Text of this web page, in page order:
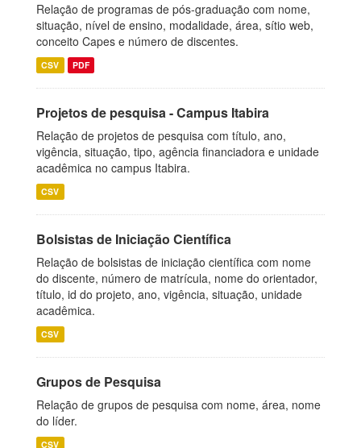
Relação de programas de pós-graduação com nome,
situação, nível de ensino, modalidade, área, sítio web,
conceito Capes e número de discentes.
CSV PDF
Projetos de pesquisa - Campus Itabira
Relação de projetos de pesquisa com título, ano,
vigência, situação, tipo, agência financiadora e unidade
acadêmica no campus Itabira.
CSV
Bolsistas de Iniciação Científica
Relação de bolsistas de iniciação científica com nome
do discente, número de matrícula, nome do orientador,
título, id do projeto, ano, vigência, situação, unidade
acadêmica.
CSV
Grupos de Pesquisa
Relação de grupos de pesquisa com nome, área, nome
do líder.
CSV